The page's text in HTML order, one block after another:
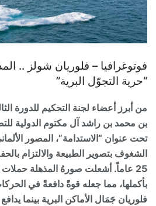
فوتوغرافيا – فلوريان شولز ..
“حرية التجوّل البرية”
من أبرز أعضاء لجنة التحكيم للدورة
بن محمد بن راشد آل مكتوم الدولية
تحت عنوان “الاستدامة”، المصور
الشغوف بتصوير الطبيعة والالتزام
25 عاماً. أشعلت صورهُ المذهلة
بأكملها، مما جعله قوةً دافعةً في
فلوريان جَمَال الأماكن البرية بينما